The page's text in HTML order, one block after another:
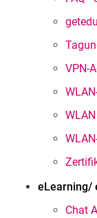
VPN-
eLearning/
Chat